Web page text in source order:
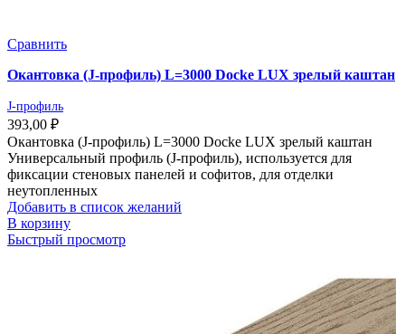
Сравнить
Окантовка (J-профиль) L=3000 Docke LUX зрелый каштан
J-профиль
393,00 ₽
Окантовка (J-профиль) L=3000 Docke LUX зрелый каштан
Универсальный профиль (J-профиль), используется для
фиксации стеновых панелей и софитов, для отделки
неутопленных
Добавить в список желаний
В корзину
Быстрый просмотр